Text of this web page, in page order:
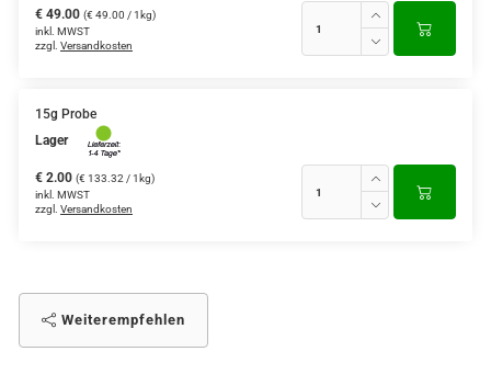
€ 49.00 (€ 49.00 / 1kg)
inkl. MWST
zzgl. Versandkosten
15g Probe
Lager
€ 2.00 (€ 133.32 / 1kg)
inkl. MWST
zzgl. Versandkosten
Weiterempfehlen